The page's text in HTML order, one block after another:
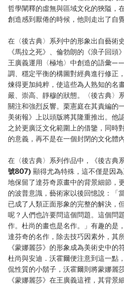
哲學闡釋的虛無與區域文化的狹隘，
創造感到厭倦的時候，他則走出了自
在〈後古典〉系列中的形象出自藝術
《馬拉之死》、倫勃朗的《浪子回頭
王廣義運用〈極地〉中創造的語彙
調、穩定平衡的構圖對經典進行修正
煉得更加純粹，使這些為人熟知的名
嚴、崇高、靜穆的狀態。〈後古典〉
關注和強烈反響。栗憲庭在其責編的
美術報》上以頭版將其隆重推出。他
之於更廣泛文化範圍上的借鑒，同時
的意義，再不是在一個封閉的文化體
在〈後古典〉系列作品中，《後古典
號807) 顯得尤為特殊，這不僅是因
地保留了達芬奇原畫中的背景細節，
的波普意識，藝術家以後回憶說：「
已成了人類正面形象的完整的解決，
呢？人們也許要問這個問題。這個問
作。杜尚的畫也是名作。」有趣的是
達芬奇的名作，除去技巧因素外，其
《蒙娜麗莎》的形象成為美術史中的
杜尚與安迪．沃霍爾便注意到這一點
侃性質的小鬍子，沃霍爾則將蒙娜麗
《蒙娜麗莎》在王廣義這裡，其背景